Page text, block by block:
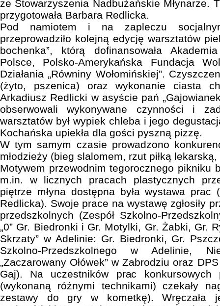
ze Stowarzyszenia Nadbużańskie Młynarze.
przygotowała Barbara Redlicka.
Pod namiotem i na zapleczu
przeprowadziło kolejną edycję warsztatów
bochenka”, którą dofinansowała
Polsce, Polsko-Amerykańska Fundacja
Działania „Równiny Wołomińskiej”.
(żyto, pszenica) oraz wykonanie ciasta
Arkadiusz Redlicki w asyście pań
obserwowali wykonywane czynności i
warsztatów był wypiek chleba i jego
Kochańska upiekła dla gości pyszną pizzę.
W tym samym czasie prowadzono
młodzieży (bieg slalomem, rzut piłką
Motywem przewodnim tegorocznego pikniku
m.in. w licznych pracach plastycznych
piętrze młyna dostępna była wystawa prac
Redlicka). Swoje prace na wystawę zgłosiły
przedszkolnych (Zespół Szkolno-
„0” Gr. Biedronki i Gr. Motylki, Gr. Żabki, Gr.
Skrzaty” w Adelinie: Gr. Biedronki, Gr.
Szkolno-Przedszkolnego w Adelinie,
„Zaczarowany Ołówek” w Zabrodziu oraz
Gaj). Na uczestników prac konkursowych
(wykonaną różnymi technikami) czekały
zestawy do gry w kometkę).